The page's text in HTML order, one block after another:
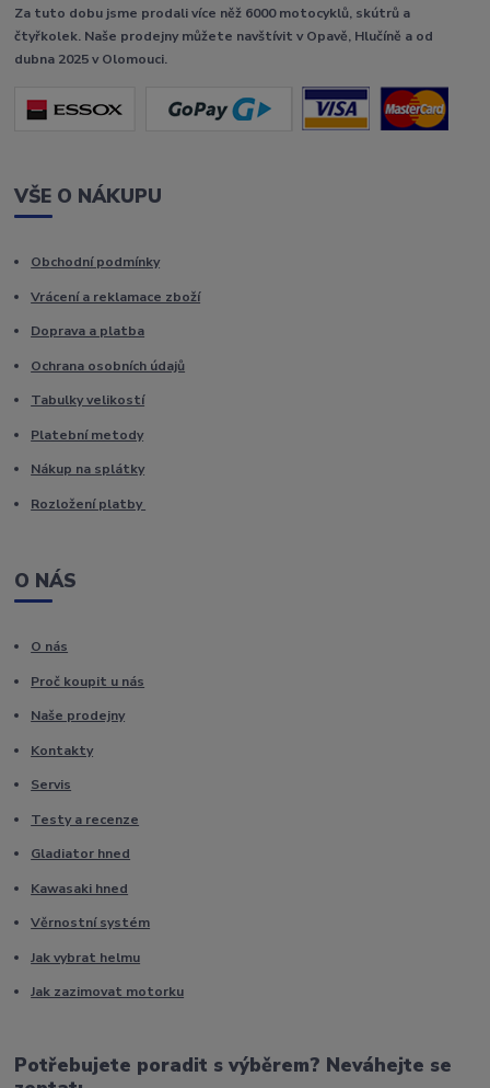
Za tuto dobu jsme prodali více něž 6000 motocyklů, skútrů a
čtyřkolek. Naše prodejny můžete navštívit v Opavě, Hlučíně a od
dubna 2025 v Olomouci.
VŠE O NÁKUPU
Obchodní podmínky
Vrácení a reklamace zboží
Doprava a platba
Ochrana osobních údajů
Tabulky velikostí
Platební metody
Nákup na splátky
Rozložení platby
O NÁS
O nás
Proč koupit u nás
Naše prodejny
Kontakty
Servis
Testy a recenze
Gladiator hned
Kawasaki hned
Věrnostní systém
Jak vybrat helmu
Jak zazimovat motorku
Potřebujete poradit s výběrem? Neváhejte se